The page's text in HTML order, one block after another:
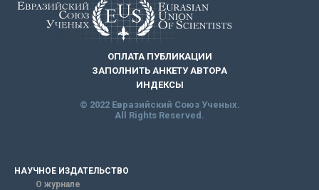
ОПЛАТА ПУБЛИКАЦИИ
ЗАПОЛНИТЬ АНКЕТУ АВТОРА
ИНДЕКСЫ
© 2022 Евразийский Союз Ученых.
All Rights Reserved.
НАУЧНОЕ ИЗДАТЕЛЬСТВО
О журнале